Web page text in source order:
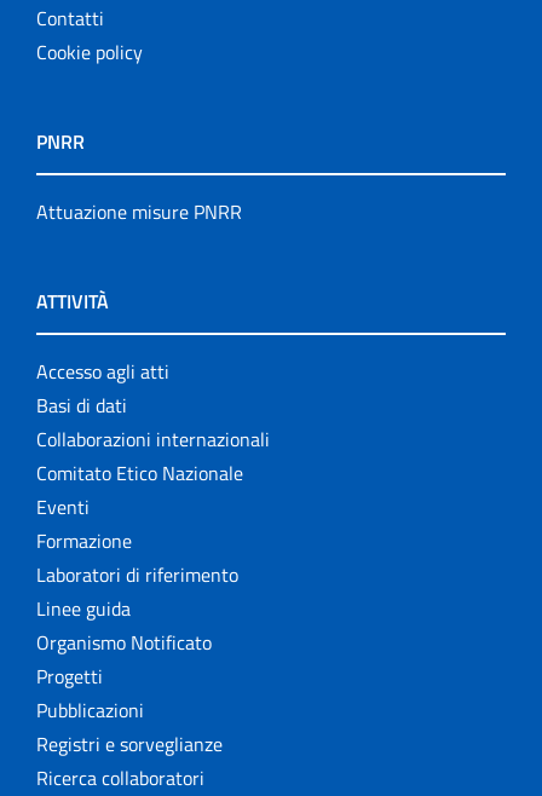
Contatti
Cookie policy
PNRR
Attuazione misure PNRR
ATTIVITÀ
Accesso agli atti
Basi di dati
Collaborazioni internazionali
Comitato Etico Nazionale
Eventi
Formazione
Laboratori di riferimento
Linee guida
Organismo Notificato
Progetti
Pubblicazioni
Registri e sorveglianze
Ricerca collaboratori